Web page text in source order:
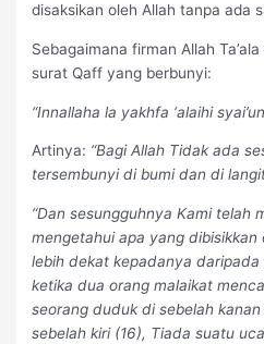
disaksikan oleh Allah tanpa ada
Sebagaimana firman Allah
surat Qaff yang berbunyi:
“Innallaha la yakhfa ‘alaihi
Artinya: “Bagi Allah Tidak ada
tersembunyi di bumi dan di
“Dan sesungguhnya Kami telah
mengetahui apa yang
lebih dekat kepadanya
ketika dua orang malaikat
seorang duduk di sebelah
sebelah kiri (16), Tiada suatu